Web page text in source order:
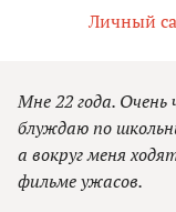
Личный
Мне 22 года.
блуждаю по
а вокруг меня
фильме ужасов.